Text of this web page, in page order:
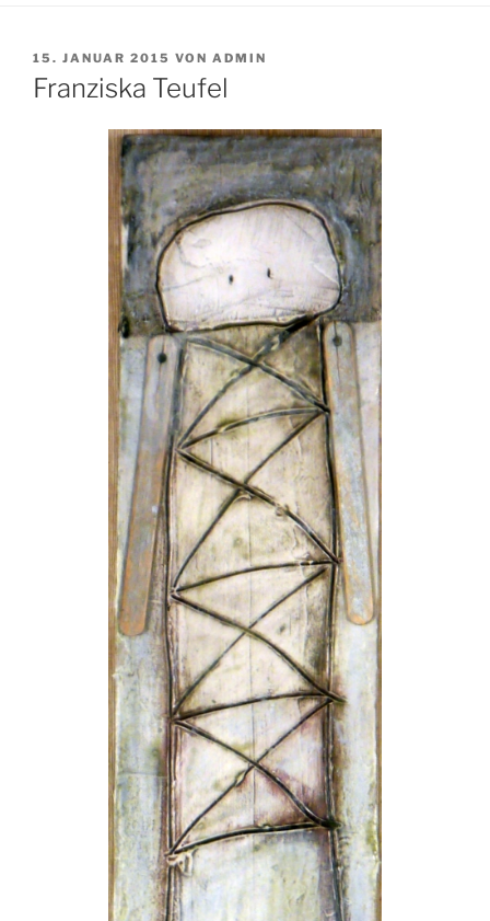
VERÖFFENTLICHT
AM
15. JANUAR 2015 VON ADMIN
Franziska Teufel